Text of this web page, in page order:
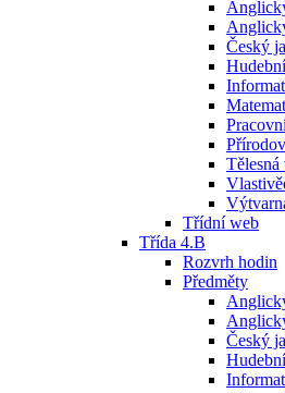
Český
Tělesná
Třídní web
Třída 4.B
Rozvrh hodin
Předměty
Český